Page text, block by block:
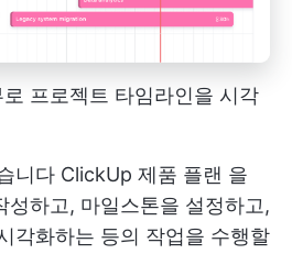
프로젝트 타임라인을 시각
니다 ClickUp 제품 플랜 을
성하고, 마일스톤을 설정하고,
각화하는 등의 작업을 수행할